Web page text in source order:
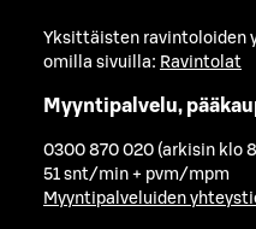
Yksittäisten ravintoloiden
omilla sivuilla: Ravintolat
Myyntipalvelu,
0300 870 020 (arkisin klo
51 snt/min + pvm/mpm
Myyntipalveluiden